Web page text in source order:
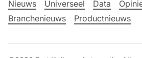
Nieuws Universeel Data
Branchenieuws
Productnieuws